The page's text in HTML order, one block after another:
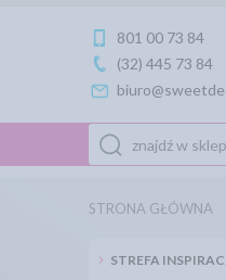
801 00 73 84
(32) 445 73 84
STRONA GŁÓWNA
STREFA